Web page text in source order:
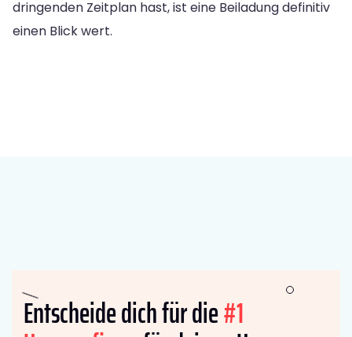
dringenden Zeitplan hast, ist eine Beiladung definitiv
einen Blick wert.
Entscheide dich für die#1